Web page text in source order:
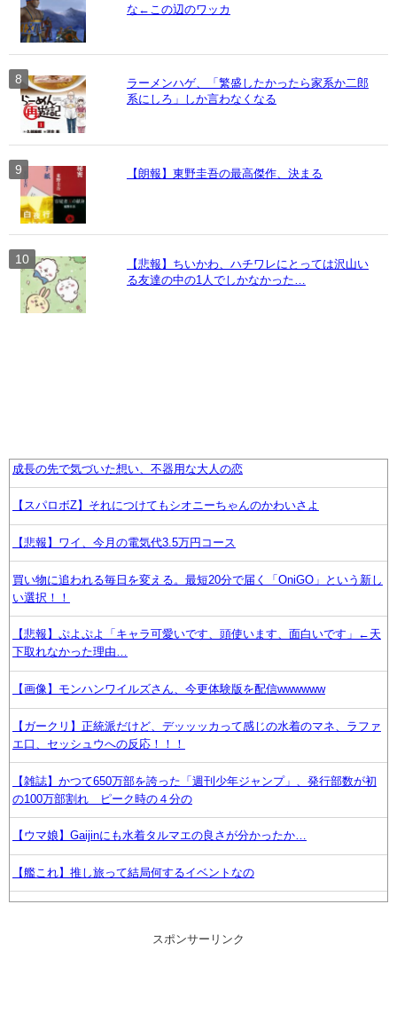
な←この辺のワッカ
ラーメンハゲ、「繁盛したかったら家系か二郎
系にしろ」しか言わなくなる
【朗報】東野圭吾の最高傑作、決まる
【悲報】ちいかわ、ハチワレにとっては沢山い
る友達の中の1人でしかなかった…
成長の先で気づいた想い、不器用な大人の恋
【スパロボZ】それにつけてもシオニーちゃんのかわいさよ
【悲報】ワイ、今月の電気代3.5万円コース
買い物に追われる毎日を変える。最短20分で届く「OniGO」という新し
い選択！！
【悲報】ぷよぷよ「キャラ可愛いです、頭使います、面白いです」←天
下取れなかった理由…
【画像】モンハンワイルズさん、今更体験版を配信wwwwww
【ガークリ】正統派だけど、デッッッカって感じの水着のマネ、ラファ
エ口、セッシュウへの反応！！！
【雑誌】かつて650万部を誇った「週刊少年ジャンプ」、発行部数が初
の100万部割れ ピーク時の４分の
【ウマ娘】Gaijinにも水着タルマエの良さが分かったか…
【艦これ】推し旅って結局何するイベントなの
飲み会で席を離れた隙にスマホを操作され、全ゲームアプリをアンイン
スポンサーリンク